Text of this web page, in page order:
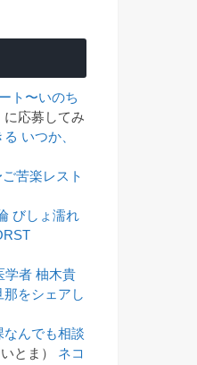
ト〜いのち
応募してみ
る いつか、
苦楽レスト
びしょ濡れ
者 柚木貴
那をシェアし
んでも相談
とま） ネコ